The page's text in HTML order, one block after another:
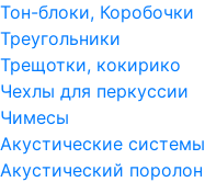
Тон-блоки, Коробочки
Треугольники
Трещотки, кокирико
Чехлы для перкуссии
Чимесы
Акустические системы
Акустический поролон